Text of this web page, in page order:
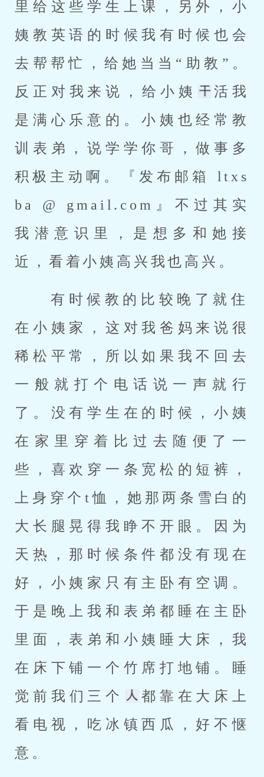
里给这些学生上课，另外，小
姨教英语的时候我有时候也会
去帮帮忙，给她当当“助教”。
反正对我来说，给小姨
活我
是满心乐意的。小姨也经常教
训表弟，说学学你哥，做事多
积极主动啊。『发布邮箱 ltxs
ba @ gmail.com』不过其实
我潜意识里，是想多和她接
近，看着小姨高兴我也高兴。
在小姨家，这对我爸妈来说很
稀松平常，所以如果我不回去
一般就打个电话说一声就行
了。没有学生在的时候，小姨
在家里穿着比过去随便了一
些，喜欢穿一条宽松的短裤，
上身穿个t恤，她那两条雪白的
大长腿晃得我睁不开眼。因为
天热，那时候条件都没有现在
好，小姨家只有主卧有空调。
于是晚上我和表弟都睡在主卧
里面，表弟和小姨睡大床，我
在床下铺一个竹席打地铺。睡
觉前我们三个
都靠在大床上
看电视，吃冰镇西瓜，好不惬
意。